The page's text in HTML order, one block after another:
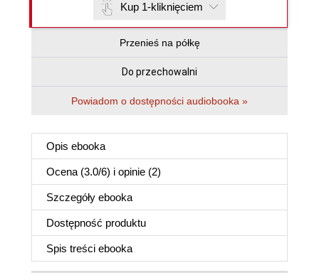
Kup 1-kliknięciem
Przenieś na półkę
Do przechowalni
Powiadom o dostępności audiobooka »
Opis ebooka
Ocena (3.0/6) i opinie (2)
Szczegóły ebooka
Dostępność produktu
Spis treści ebooka